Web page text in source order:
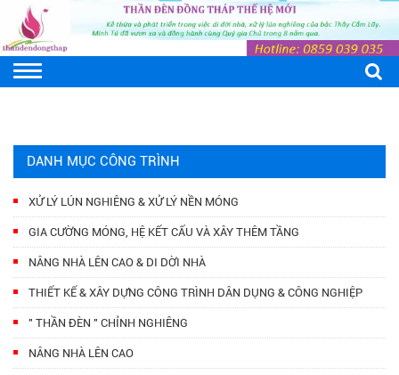
DANH MỤC CÔNG TRÌNH
XỬ LÝ LÚN NGHIÊNG & XỬ LÝ NỀN MÓNG
GIA CƯỜNG MÓNG, HỆ KẾT CẤU VÀ XÂY THÊM TẦNG
NÂNG NHÀ LÊN CAO & DI DỜI NHÀ
THIẾT KẾ & XÂY DỰNG CÔNG TRÌNH DÂN DỤNG & CÔNG NGHIỆP
" THẦN ĐÈN " CHỈNH NGHIÊNG
NÂNG NHÀ LÊN CAO